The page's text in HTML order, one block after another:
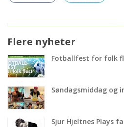
Flere nyheter
Sjur Hjeltnes Plays